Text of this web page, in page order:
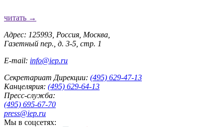
читать →
Адрес: 125993, Россия, Москва,
Газетный пер., д. 3-5, стр. 1
E-mail: info@iep.ru
Секретариат Дирекции: (495) 629-47-13
Канцелярия: (495) 629-64-13
Пресс-служба:
(495) 695-67-70
press@iep.ru
Мы в соцсетях: